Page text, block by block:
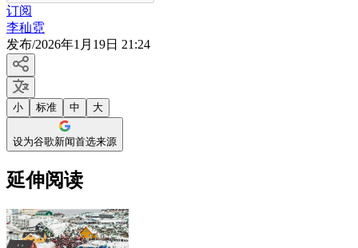
订阅
李秈霓
发布/2026年1月19日 21:24
小 标准 中 大
设为谷歌新闻首选来源
延伸阅读